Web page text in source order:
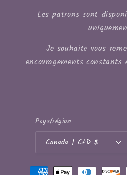
Les patrons sont
Je souhaite vous
encouragements
Pays/région
Canada | CAD $
Moyens